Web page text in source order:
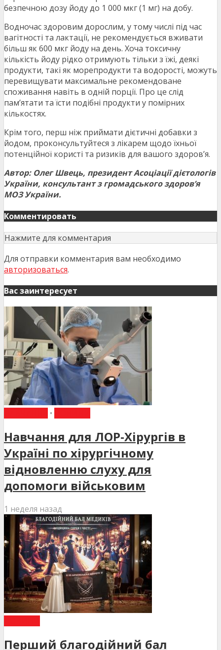
безпечною дозу йоду до 1 000 мкг (1 мг) на добу.
Водночас здоровим дорослим, у тому числі під час
вагітності та лактації, не рекомендується вживати
більш як 600 мкг йоду на день. Хоча токсичну
кількість йоду рідко отримують тільки з їжі, деякі
продукти, такі як морепродукти та водорості, можуть
перевищувати максимальне рекомендоване
споживання навіть в одній порції. Про це слід
пам’ятати та їсти подібні продукти у помірних
кількостях.
Крім того, перш ніж приймати дієтичні добавки з
йодом, проконсультуйтеся з лікарем щодо їхньої
потенційної користі та ризиків для вашого здоровʼя.
Автор: Олег Швець, президент Асоціації дієтологів
України, консультант з громадського здоровʼя
МОЗ України.
Комментировать
Нажмите для комментария
Для отправки комментария вам необходимо
авторизоваться.
Вас заинтересует
•
Навчання для ЛОР-Хірургів в
Україні по хірургічному
відновленню слуху для
допомоги військовим
1 неделя назад
Перший благодійний бал